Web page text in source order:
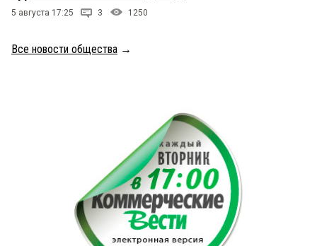
5 августа 17:25 3 1250
Все новости общества →